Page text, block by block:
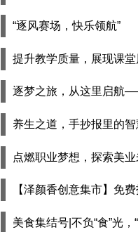
“逐风赛场，快乐领航”
提升教学质量，展现课
逐梦之旅，从这里启航
养生之道，手抄报里的智
点燃职业梦想，探索美
【泽颜香创意集市】免
美食集结号|不负“食”光，